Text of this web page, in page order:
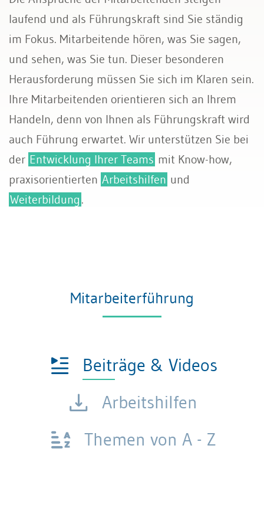
laufend und als Führungskraft sind Sie ständig
im Fokus. Mitarbeitende hören, was Sie sagen,
und sehen, was Sie tun. Dieser besonderen
Herausforderung müssen Sie sich im Klaren sein.
Ihre Mitarbeitenden orientieren sich an Ihrem
Handeln, denn von Ihnen als Führungskraft wird
auch Führung erwartet. Wir unterstützen Sie bei
der Entwicklung Ihrer Teams mit Know-how,
praxisorientierten Arbeitshilfen und
Weiterbildung .
Mitarbeiterführung
Beiträge & Videos
Arbeitshilfen
Themen von A - Z